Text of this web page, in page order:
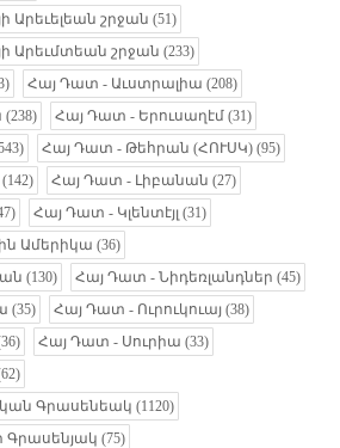
Արեւելեան շրջան (51)
Արեւմտեան շրջան (233)
Հայ Դատ - Աւստրալիա (208)
(238) Հայ Դատ - Երուսաղէմ (31)
Հայ Դատ - Թեհրան (ՀՈՒՍԿ) (95)
(142) Հայ Դատ - Լիբանան (27)
Հայ Դատ - Կլենտէյլ (31)
Ամերիկա (36)
(130) Հայ Դատ - Նիդեռլանդներ (45)
(35) Հայ Դատ - Ուրուկուայ (38)
Հայ Դատ - Սուրիա (33)
Գրասենեակ (1120)
Գրասենյակ (75)